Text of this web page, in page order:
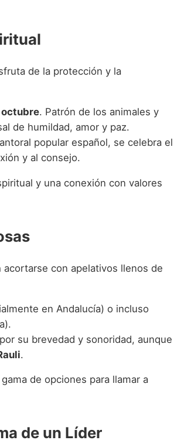
de la protección y la
. Patrón de los animales y
de humildad, amor y paz.
popular español, se celebra el
y al consejo.
y una conexión con valores
con apelativos llenos de
en Andalucía) o incluso
su brevedad y sonoridad, aunque
.
de opciones para llamar a
de un Líder